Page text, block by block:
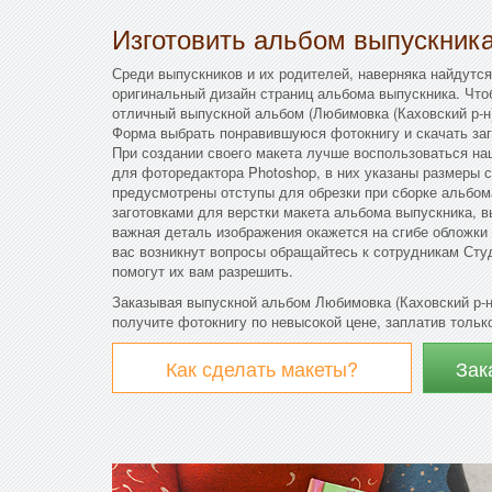
Изготовить альбом
Среди выпускников и их родителей, наверняка
оригинальный дизайн страниц альбома выпускника.
отличный выпускной альбом (Любимовка (Каховский р-
Форма выбрать понравившуюся фотокнигу и скачать
При создании своего макета лучше воспользоваться
для фоторедактора Photoshop, в них указаны размеры
предусмотрены отступы для обрезки при сборке
заготовками для верстки макета альбома выпускника,
важная деталь изображения окажется на сгибе
вас возникнут вопросы обращайтесь к сотрудникам
помогут их вам разрешить.
Заказывая выпускной альбом Любимовка (Каховский
получите фотокнигу по невысокой цене, заплатив
Как сделать макеты?